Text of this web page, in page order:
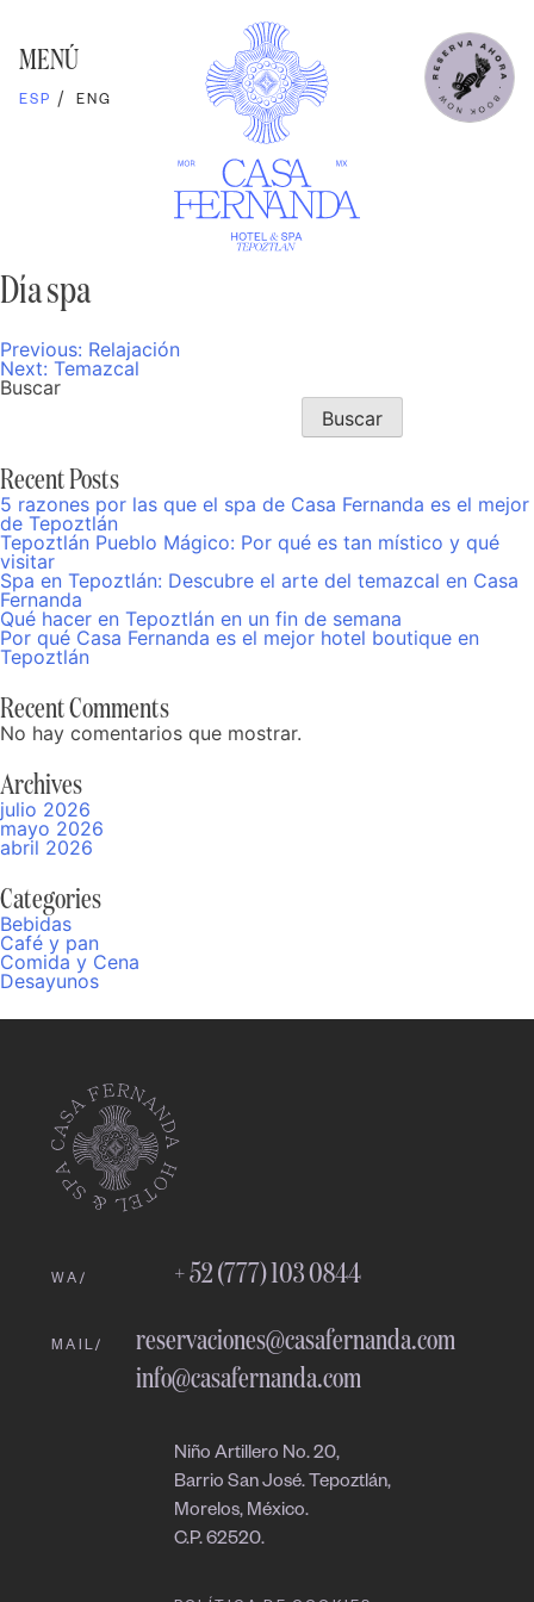
content
MENÚ
ESP ENG
Día spa
Navegación
de
Previous: Relajación
Next: Temazcal
Buscar
Buscar
Recent Posts
5 razones por las que el spa de Casa Fernanda es el mejor
de Tepoztlán
Tepoztlán Pueblo Mágico: Por qué es tan místico y qué
visitar
Spa en Tepoztlán: Descubre el arte del temazcal en Casa
Fernanda
Qué hacer en Tepoztlán en un fin de semana
Por qué Casa Fernanda es el mejor hotel boutique en
Tepoztlán
Recent Comments
No hay comentarios que mostrar.
Archives
julio 2026
mayo 2026
abril 2026
Categories
Bebidas
Café y pan
Comida y Cena
Desayunos
WA/ + 52 (777) 103 0844
MAIL/
reservaciones@casafernanda.com
info@casafernanda.com
Niño Artillero No. 20,
Barrio San José. Tepoztlán,
Morelos, México.
C.P. 62520.
Fernanda
Online